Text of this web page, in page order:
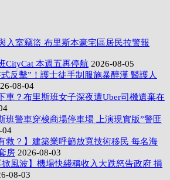
入室竊盜 布里斯本豪宅區居民拉警報
CityCat 本週五再停航 2026-08-05
反擊”！護士徒手制服施暴醉漢 醫護人
08-04
車？布里斯班女子深夜遭Uber司機遺棄在
班警車穿梭商場停車場 上演現實版”警匪
04
救？】建築業呼籲放寬技術移民 每名海
房 2026-08-03
掀風波】機場快綫稱收入大跌怒告政府 損
08-03